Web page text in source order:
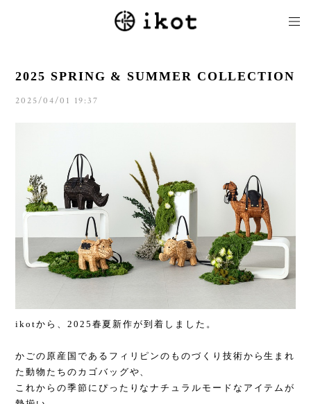
2025 SPRING & SUMMER COLLECTION
2025/04/01 19:37
ikotから、2025春夏新作が到着しました。
かごの原産国であるフィリピンのものづくり技術から生まれ
た動物たちのカゴバッグや、
これからの季節にぴったりなナチュラルモードなアイテムが